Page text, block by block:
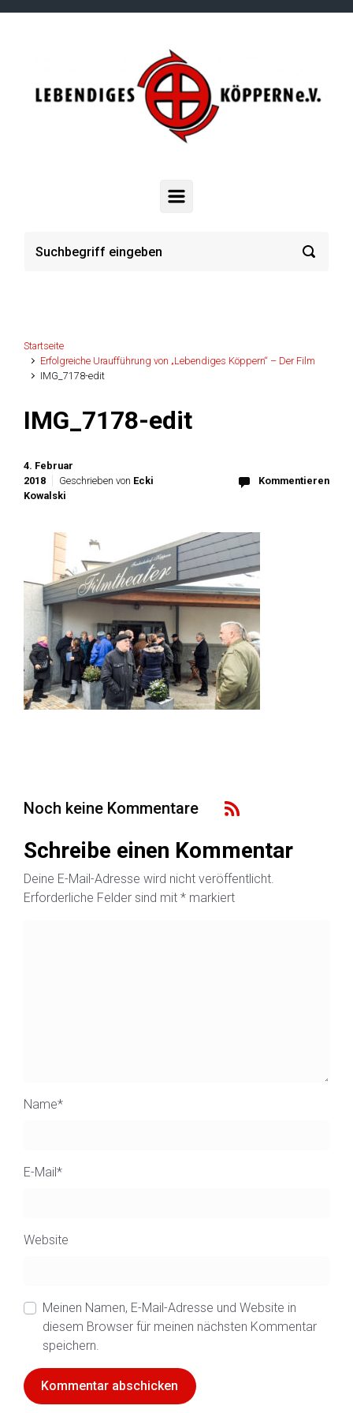
Zum Hauptinhalt springen
Startseite
Erfolgreiche Uraufführung von „Lebendiges Köppern“ – Der Film
IMG_7178-edit
IMG_7178-edit
4. Februar
2018
Geschrieben von Ecki
Kowalski
Kommentieren
Noch keine Kommentare
Schreibe einen Kommentar
Deine E-Mail-Adresse wird nicht veröffentlicht.
Erforderliche Felder sind mit * markiert
Name*
E-Mail*
Website
Meinen Namen, E-Mail-Adresse und Website in
diesem Browser für meinen nächsten Kommentar
speichern.